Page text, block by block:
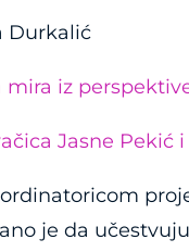
Durkalić
iz
Jasne Pekić
je da